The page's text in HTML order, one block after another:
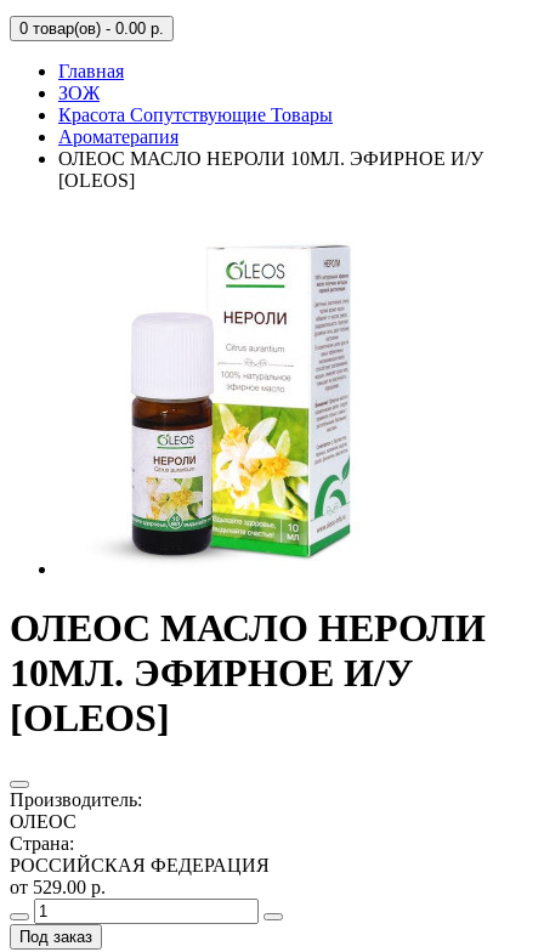
0 товар(ов) - 0.00 р.
Главная
ЗОЖ
Красота Сопутствующие Товары
Ароматерапия
ОЛЕОС МАСЛО НЕРОЛИ 10МЛ. ЭФИРНОЕ И/У
[OLEOS]
ОЛЕОС МАСЛО НЕРОЛИ
10МЛ. ЭФИРНОЕ И/У
[OLEOS]
Производитель:
ОЛЕОС
Страна:
РОССИЙСКАЯ ФЕДЕРАЦИЯ
от 529.00 р.
Под заказ